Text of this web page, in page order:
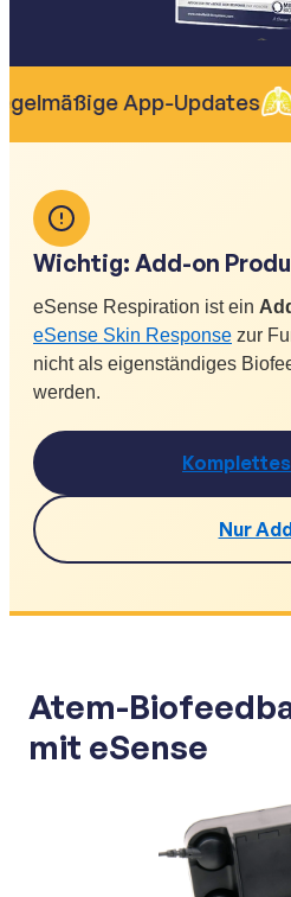
App-Updates
Wichtig: Add-on
eSense Respiration ist ein
eSense Skin Response zur
nicht als eigenständiges
werden.
Nur
Atem-
mit eSense